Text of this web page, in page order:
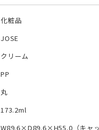
化粧品
JOSE
クリーム
PP
丸
173.2ml
W89.6×D89.6×H55.0（キャッ